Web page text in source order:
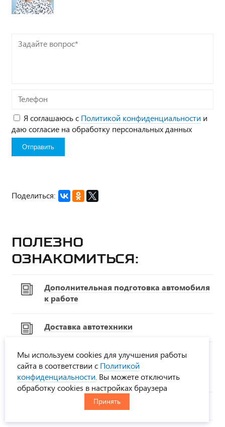
Задайте
Телефон
Я соглашаюсь с Политикой конфиденциальности и
даю согласие на обработку персональных данных
Поделиться:
Полезно
ознакомиться:
Дополнительная подготовка автомобиля
к работе
Доставка автотехники
Распоряжение Правительства РФ "О
допустимых массах, осевых нагрузках и
габаритах транспортных средств"
Переоборудование техники
Мы используем cookies для улучшения работы
сайта в соответствии с Политикой
конфиденциальности . Вы можете отключить
обработку cookies в настройках браузера
Принять